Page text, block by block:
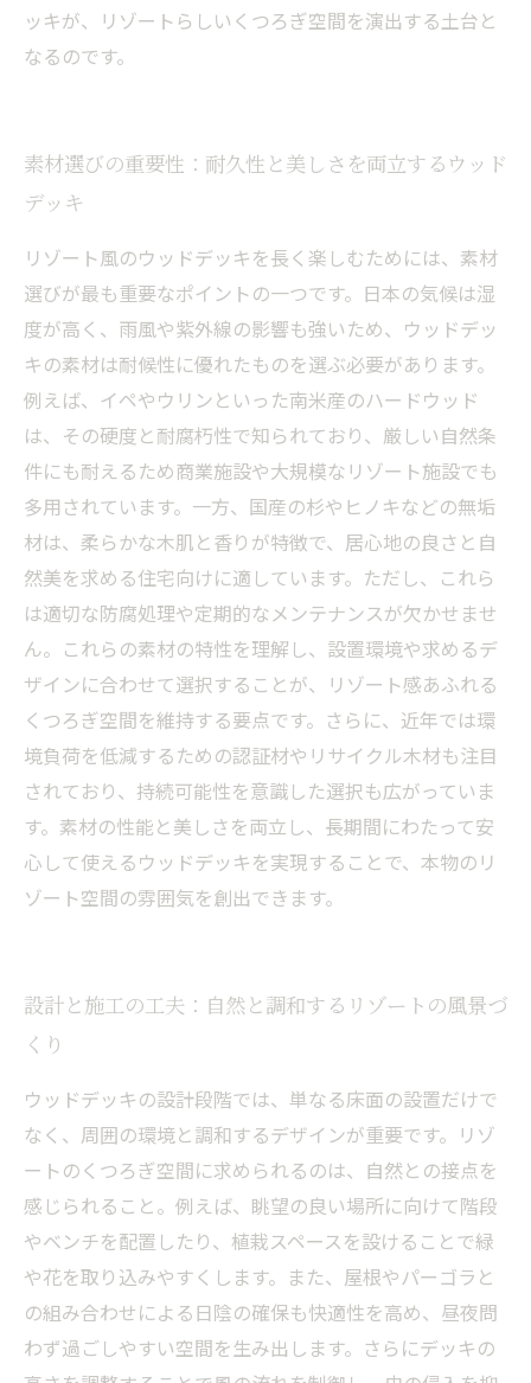
ッキが、リゾートらしいくつろぎ空間を演出する土台と
なるのです。
素材選びの重要性：耐久性と美しさを両立するウッド
デッキ
リゾート風のウッドデッキを長く楽しむためには、素材
選びが最も重要なポイントの一つです。日本の気候は湿
度が高く、雨風や紫外線の影響も強いため、ウッドデッ
キの素材は耐候性に優れたものを選ぶ必要があります。
例えば、イペやウリンといった南米産のハードウッド
は、その硬度と耐腐朽性で知られており、厳しい自然条
件にも耐えるため商業施設や大規模なリゾート施設でも
多用されています。一方、国産の杉やヒノキなどの無垢
材は、柔らかな木肌と香りが特徴で、居心地の良さと自
然美を求める住宅向けに適しています。ただし、これら
は適切な防腐処理や定期的なメンテナンスが欠かせませ
ん。これらの素材の特性を理解し、設置環境や求めるデ
ザインに合わせて選択することが、リゾート感あふれる
くつろぎ空間を維持する要点です。さらに、近年では環
境負荷を低減するための認証材やリサイクル木材も注目
されており、持続可能性を意識した選択も広がっていま
す。素材の性能と美しさを両立し、長期間にわたって安
心して使えるウッドデッキを実現することで、本物のリ
ゾート空間の雰囲気を創出できます。
設計と施工の工夫：自然と調和するリゾートの風景づ
くり
ウッドデッキの設計段階では、単なる床面の設置だけで
なく、周囲の環境と調和するデザインが重要です。リゾ
ートのくつろぎ空間に求められるのは、自然との接点を
感じられること。例えば、眺望の良い場所に向けて階段
やベンチを配置したり、植栽スペースを設けることで緑
や花を取り込みやすくします。また、屋根やパーゴラと
の組み合わせによる日陰の確保も快適性を高め、昼夜問
わず過ごしやすい空間を生み出します。さらにデッキの